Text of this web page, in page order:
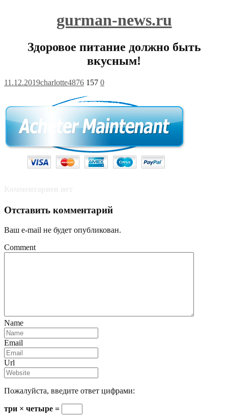
gurman-news.ru
Здоровое питание должно быть
вкусным!
11.12.2019charlotte4876 157 0
Отставить комментарий
Ваш e-mail не будет опубликован.
Comment
Name
Email
Url
Пожалуйста, введите ответ цифрами:
три × четыре =